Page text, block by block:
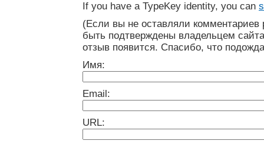
If you have a TypeKey identity, you can
(Если вы не оставляли
быть подтверждены владельцем
отзыв появится. Спасибо, что
Имя:
Email:
URL: